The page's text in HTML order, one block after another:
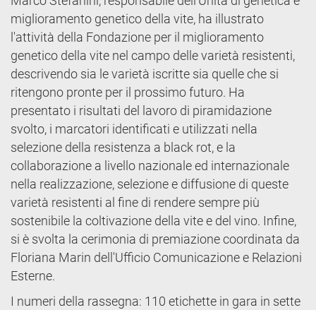
miglioramento genetico della vite, ha illustrato
l'attività della Fondazione per il miglioramento
genetico della vite nel campo delle varietà resistenti,
descrivendo sia le varietà iscritte sia quelle che si
ritengono pronte per il prossimo futuro. Ha
presentato i risultati del lavoro di piramidazione
svolto, i marcatori identificati e utilizzati nella
selezione della resistenza a black rot, e la
collaborazione a livello nazionale ed internazionale
nella realizzazione, selezione e diffusione di queste
varietà resistenti al fine di rendere sempre più
sostenibile la coltivazione della vite e del vino. Infine,
si è svolta la cerimonia di premiazione coordinata da
Floriana Marin dell'Ufficio Comunicazione e Relazioni
Esterne.
I numeri della rassegna: 110 etichette in gara in sette